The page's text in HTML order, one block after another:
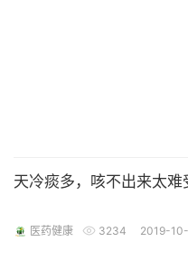
天冷痰多，咳不出来太难
医药健康 3234 2019-